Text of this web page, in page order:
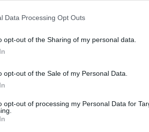
Data Processing Opt Outs
opt-out of the Sharing of my personal data.
opt-out of the Sale of my Personal Data.
opt-out of processing my Personal Data for
Α΄) ήταν 1η στην ηλικιακή
στα 1500μ. με 18:22.45, ο
με χρόνο 08:49.35 και 5ος στην
στον C τελικό των 200μ.
στα 50μ. πρ. έκανε 35.91, η
στα 200μ. ύπτ. όσο και στα 50μ. με
προκρίθηκε και στον C τελικό των
Τέλος και η Αποστολία Σκούτα (Νέα
που προπονείται διαχρονικά
των 50μ. όσο και των 100μ. πετ.